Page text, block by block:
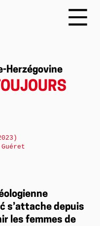
Herzégovine
s’attache depuis
les femmes de